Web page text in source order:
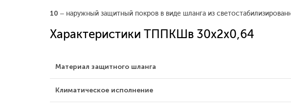
10 – наружный защитный покров в виде шланга из
Характеристики ТППКШв 30х2х0,64
Материал защитного шланга
Климатическое исполнение